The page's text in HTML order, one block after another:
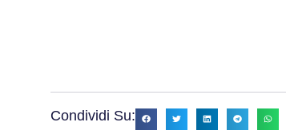
Condividi Su: